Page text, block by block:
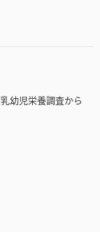
幼児栄養調査から